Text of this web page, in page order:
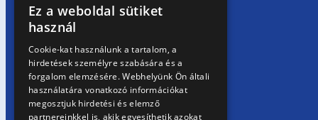
SK
RO
Ez a weboldal sütiket
használ
Cookie-kat használunk a tartalom, a
hirdetések személyre szabására és a
forgalom elemzésére. Webhelyünk Ön általi
használatára vonatkozó információkat
megosztjuk hirdetési és elemző
partnereinkkel is, akik egyesíthetik azokat